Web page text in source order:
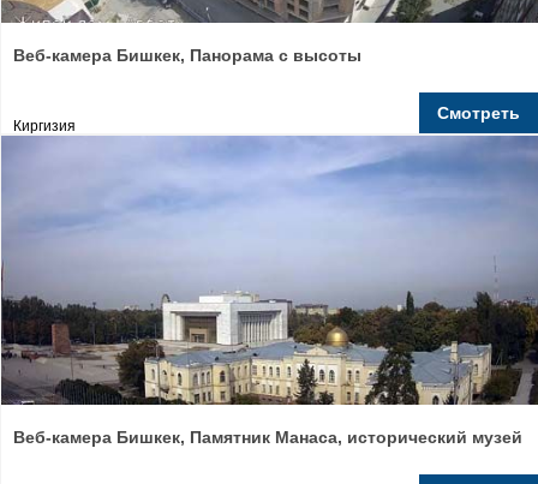
Веб-камера Бишкек, Панорама с высоты
Киргизия
Смотреть
Веб-камера Бишкек, Памятник Манаса, исторический музей